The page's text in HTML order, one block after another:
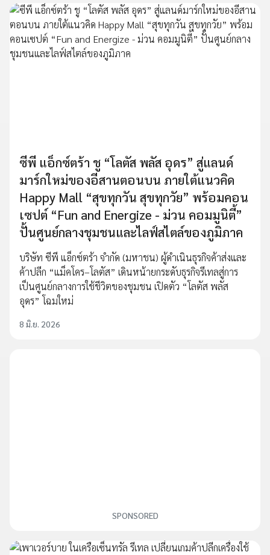
ซีพี แอ็กซ์ตร้า ชู “โลตัส พลัส อุดร” สู่แลนด์
มาร์กใหม่ของอีสานตอนบน ภายใต้แนวคิด
Happy Mall “สุขทุกวัน สุขทุกวัย” พร้อมคอน
เซปต์ “Fun and Energize - ม่วน คอมมูนิตี้”
ปั้นศูนย์กลางชุมชนและไลฟ์สไตล์ของภูมิภาค
บริษัท ซีพี แอ็กซ์ตร้า จำกัด (มหาชน) ผู้ดำเนินธุรกิจค้าส่งและ
ค้าปลีก “แม็คโคร–โลตัส” เดินหน้ายกระดับธุรกิจรีเทลสู่การ
เป็นศูนย์กลางการใช้ชีวิตของชุมชน เปิดตัว “โลตัส พลัส
อุดร” โฉมใหม่
8 มิ.ย. 2026
SPONSORED